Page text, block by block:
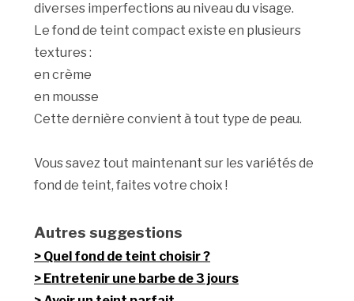
diverses imperfections au niveau du visage.
Le fond de teint compact existe en plusieurs
textures :
en crème
en mousse
Cette dernière convient à tout type de peau.
Vous savez tout maintenant sur les variétés de
fond de teint, faites votre choix !
Autres suggestions
Quel fond de teint choisir ?
Entretenir une barbe de 3 jours